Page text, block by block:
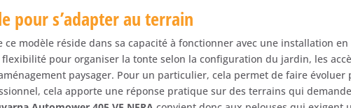
pour s’adapter au terrain
ce modèle réside dans sa capacité à fonctionner avec une installation en
pour organiser la tonte selon la configuration du jardin, les
paysager. Pour un particulier, cela permet de faire évoluer
cela apporte une réponse pratique sur des terrains qui